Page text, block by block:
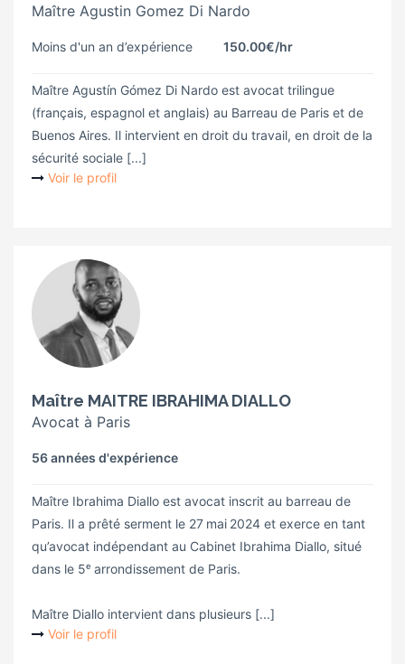
Maître Agustin Gomez Di Nardo
Moins d'un an d’expérience 150.00€/hr
Maître Agustín Gómez Di Nardo est avocat trilingue
(français, espagnol et anglais) au Barreau de Paris et de
Buenos Aires. Il intervient en droit du travail, en droit de la
sécurité sociale [...]
Voir le profil
Maître MAITRE IBRAHIMA DIALLO
Avocat à Paris
56 années d'expérience
Maître Ibrahima Diallo est avocat inscrit au barreau de
Paris. Il a prêté serment le 27 mai 2024 et exerce en tant
qu’avocat indépendant au Cabinet Ibrahima Diallo, situé
dans le 5ᵉ arrondissement de Paris.
Maître Diallo intervient dans plusieurs [...]
Voir le profil